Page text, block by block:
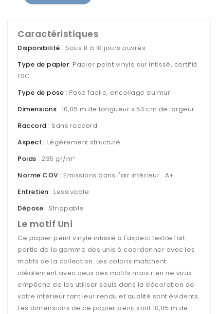
Caractéristiques
Disponibilité : Sous 8 à 10 jours ouvrés
Type de papier: Papier peint vinyle sur intissé, certifié
FSC
Type de pose : Pose facile, encollage du mur
Dimensions : 10,05 m de longueur x 53 cm de largeur
Raccord : Sans raccord
Aspect : Légèrement structuré
Poids : 235 gr/m²
Norme COV : Emissions dans l'air intérieur : A+
Entretien : Lessivable
Dépose : Strippable
Le motif Uni
Ce papier peint vinyle intissé à l'aspect textile fait
partie de la gamme des unis à coordonner avec les
motifs de la collection. Les coloris matchent
idéalement avec ceux des motifs mais rien ne vous
empêche de les utiliser seuls dans la décoration de
votre intérieur tant leur rendu et qualité sont évidents.
Les dimensions de ce papier peint sont 10,05 m de